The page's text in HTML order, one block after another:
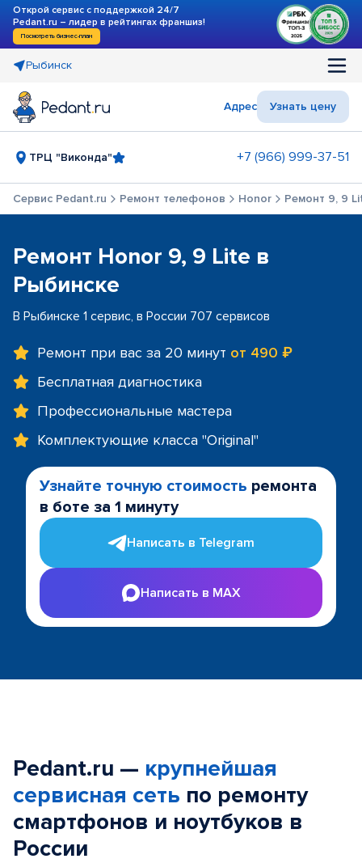
Открой сервис с поддержкой 24/7
Pedant.ru – лидер в рейтингах франшиз!
Посмотреть бизнес-план
Рыбинск
Адрес Узнать цену
ТРЦ "Виконда" +7 (966) 999-37-51
Сервис Pedant.ru Ремонт телефонов Honor Ремонт 9, 9
Ремонт Honor 9, 9 Lite в
Рыбинске
В Рыбинске 1 сервис, в России 707 сервисов
Ремонт при вас за 20 минут от 490 ₽
Бесплатная диагностика
Профессиональные мастера
Комплектующие класса "Original"
Узнайте точную стоимость ремонта
в боте за 1 минуту
Написать в Telegram
Написать в MAX
Pedant.ru — крупнейшая
сервисная сеть по ремонту
смартфонов и ноутбуков в
России